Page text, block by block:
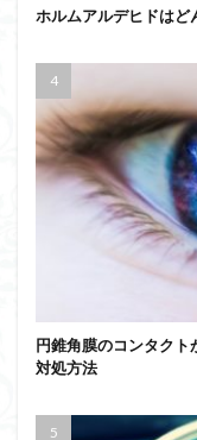
ホルムアルデヒドはど
円錐角膜のコンタクト
対処方法